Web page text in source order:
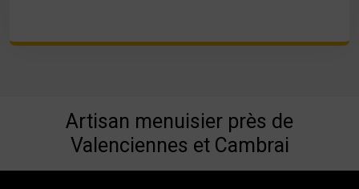
Artisan menuisier près de
Valenciennes et Cambrai